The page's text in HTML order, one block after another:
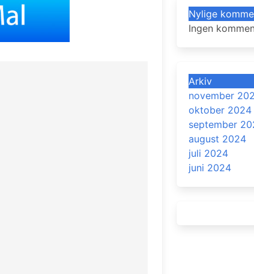
Nylige
Ingen
Arkiv
november
oktober 2024
september
august 2024
juli 2024
juni 2024